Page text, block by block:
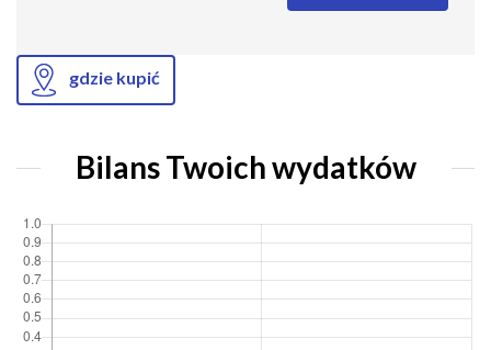
gdzie kupić
Bilans Twoich wydatków